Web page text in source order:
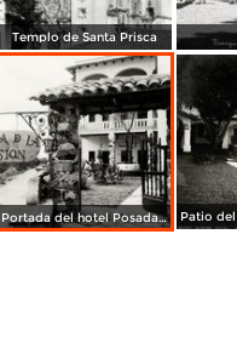
Templo de Santa Prisca
Portada del hotel Posada de la Misión